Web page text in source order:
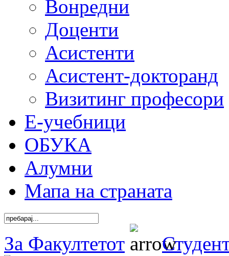
Вонредни
Доценти
Асистенти
Асистент-докторанд
Визитинг професори
Е-учебници
ОБУКА
Алумни
Мапа на страната
За Факултетот